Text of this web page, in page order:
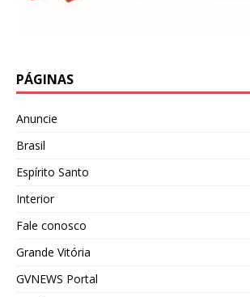
PÁGINAS
Anuncie
Brasil
Espírito Santo
Interior
Fale conosco
Grande Vitória
GVNEWS Portal